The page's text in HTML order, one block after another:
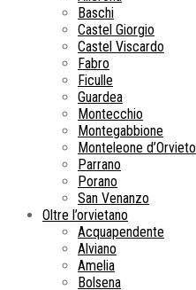
Baschi
Castel Giorgio
Castel Viscardo
Fabro
Ficulle
Guardea
Montecchio
Montegabbione
Monteleone d’Orvieto
Parrano
Porano
San Venanzo
Oltre l’orvietano
Acquapendente
Alviano
Amelia
Bolsena